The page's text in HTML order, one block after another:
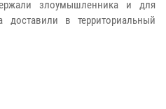
злоумышленника и для
доставили в территориальный